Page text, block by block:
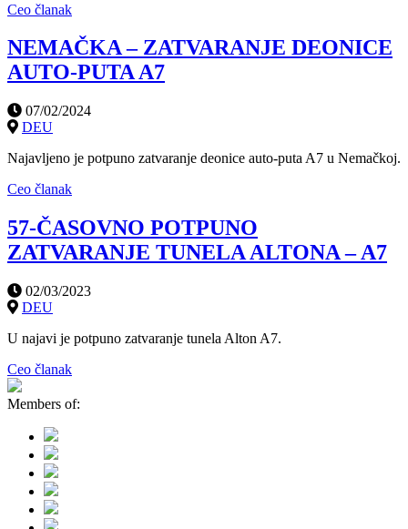
Ceo članak
NEMAČKA – ZATVARANJE DEONICE
AUTO-PUTA A7
07/02/2024
DEU
Najavljeno je potpuno zatvaranje deonice auto-puta A7 u Nemačkoj.
Ceo članak
57-ČASOVNO POTPUNO
ZATVARANJE TUNELA ALTONA – A7
02/03/2023
DEU
U najavi je potpuno zatvaranje tunela Alton A7.
Ceo članak
Members of: